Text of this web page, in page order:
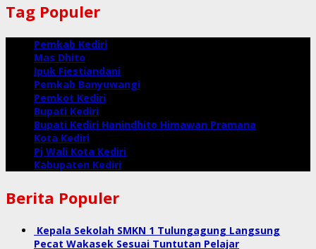
Tag Populer
Pemkab Kediri
Mas Dhito
Ipuk Fiestiandani
Pemkab Banyuwangi
Pemkot Kediri
Bupati Kediri
Bupati Kediri Hanindhito Himawan Pramana
Kota Kediri
Pj Wali Kota Kediri
Kabupaten Kediri
Berita Populer
Kepala Sekolah SMKN 1 Tulungagung Langsung
Pecat Wakasek Sesuai Tuntutan Pelajar